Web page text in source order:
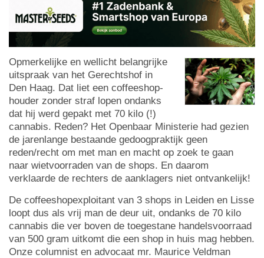
Opmerkelijke en wellicht belangrijke
uitspraak van het Gerechtshof in
Den Haag. Dat liet een coffeeshop-
houder zonder straf lopen ondanks
dat hij werd gepakt met 70 kilo (!)
cannabis. Reden? Het Openbaar Ministerie had gezien
de jarenlange bestaande gedoogpraktijk geen
reden/recht om met man en macht op zoek te gaan
naar wietvoorraden van de shops. En daarom
verklaarde de rechters de aanklagers niet ontvankelijk!
De coffeeshopexploitant van 3 shops in Leiden en Lisse
loopt dus als vrij man de deur uit, ondanks de 70 kilo
cannabis die ver boven de toegestane handelsvoorraad
van 500 gram uitkomt die een shop in huis mag hebben.
Onze columnist en advocaat mr. Maurice Veldman